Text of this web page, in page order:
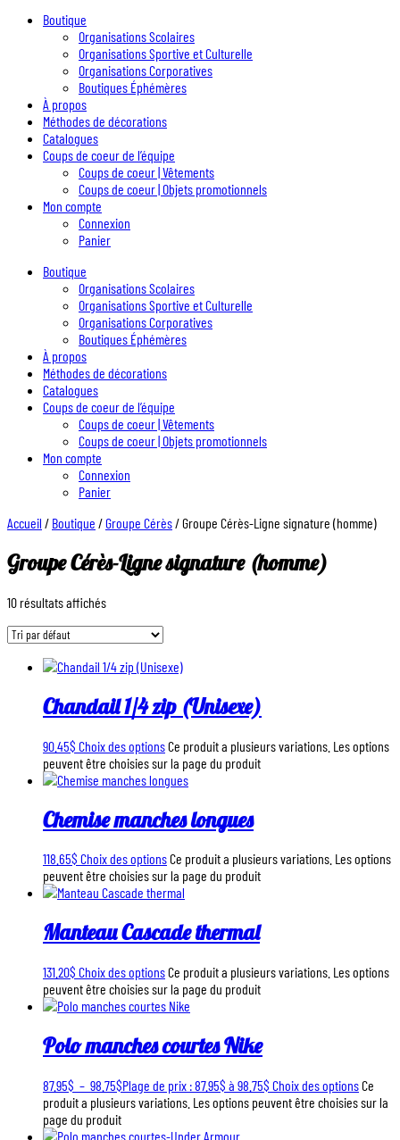
Boutique
Organisations Scolaires
Organisations Sportive et Culturelle
Organisations Corporatives
Boutiques Éphémères
À propos
Méthodes de décorations
Catalogues
Coups de coeur de l’équipe
Coups de coeur | Vêtements
Coups de coeur | Objets promotionnels
Mon compte
Connexion
Panier
Boutique
Organisations Scolaires
Organisations Sportive et Culturelle
Organisations Corporatives
Boutiques Éphémères
À propos
Méthodes de décorations
Catalogues
Coups de coeur de l’équipe
Coups de coeur | Vêtements
Coups de coeur | Objets promotionnels
Mon compte
Connexion
Panier
Accueil / Boutique /Groupe Cérès/ Groupe Cérès-Ligne signature (homme)
Groupe Cérès-Ligne signature (homme)
10 résultats affichés
Chandail 1/4 zip (Unisexe)
90.45$ Choix des optionsCe produit a plusieurs variations. Les options
peuvent être choisies sur la page du produit
Chemise manches longues
118.65$ Choix des optionsCe produit a plusieurs variations. Les options
peuvent être choisies sur la page du produit
Manteau Cascade thermal
131.20$ Choix des optionsCe produit a plusieurs variations. Les options
peuvent être choisies sur la page du produit
Polo manches courtes Nike
87.95$ – 98.75$Plage de prix : 87.95$ à 98.75$ Choix des optionsCe
produit a plusieurs variations. Les options peuvent être choisies sur la
page du produit